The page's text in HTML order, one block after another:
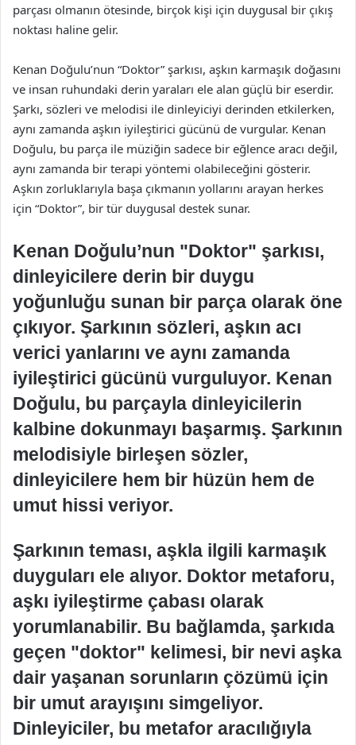
parçası olmanın ötesinde, birçok kişi için duygusal bir çıkış
noktası haline gelir.
Kenan Doğulu’nun “Doktor” şarkısı, aşkın karmaşık doğasını
ve insan ruhundaki derin yaraları ele alan güçlü bir eserdir.
Şarkı, sözleri ve melodisi ile dinleyiciyi derinden etkilerken,
aynı zamanda aşkın iyileştirici gücünü de vurgular. Kenan
Doğulu, bu parça ile müziğin sadece bir eğlence aracı değil,
aynı zamanda bir terapi yöntemi olabileceğini gösterir.
Aşkın zorluklarıyla başa çıkmanın yollarını arayan herkes
için “Doktor”, bir tür duygusal destek sunar.
Kenan Doğulu’nun "Doktor" şarkısı,
dinleyicilere derin bir duygu
yoğunluğu sunan bir parça olarak öne
çıkıyor. Şarkının sözleri, aşkın acı
verici yanlarını ve aynı zamanda
iyileştirici gücünü vurguluyor. Kenan
Doğulu, bu parçayla dinleyicilerin
kalbine dokunmayı başarmış. Şarkının
melodisiyle birleşen sözler,
dinleyicilere hem bir hüzün hem de
umut hissi veriyor.
Şarkının teması, aşkla ilgili karmaşık
duyguları ele alıyor. Doktor metaforu,
aşkı iyileştirme çabası olarak
yorumlanabilir. Bu bağlamda, şarkıda
geçen "doktor" kelimesi, bir nevi aşka
dair yaşanan sorunların çözümü için
bir umut arayışını simgeliyor.
Dinleyiciler, bu metafor aracılığıyla